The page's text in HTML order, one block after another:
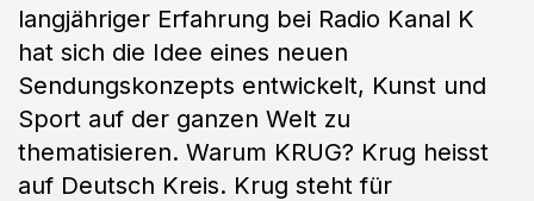
langjähriger Erfahrung bei Radio Kanal K
hat sich die Idee eines neuen
Sendungskonzepts entwickelt, Kunst und
Sport auf der ganzen Welt zu
thematisieren. Warum KRUG? Krug heisst
auf Deutsch Kreis. Krug steht für